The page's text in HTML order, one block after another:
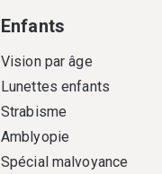
Enfants
Vision par âge
Lunettes enfants
Strabisme
Amblyopie
Spécial malvoyance